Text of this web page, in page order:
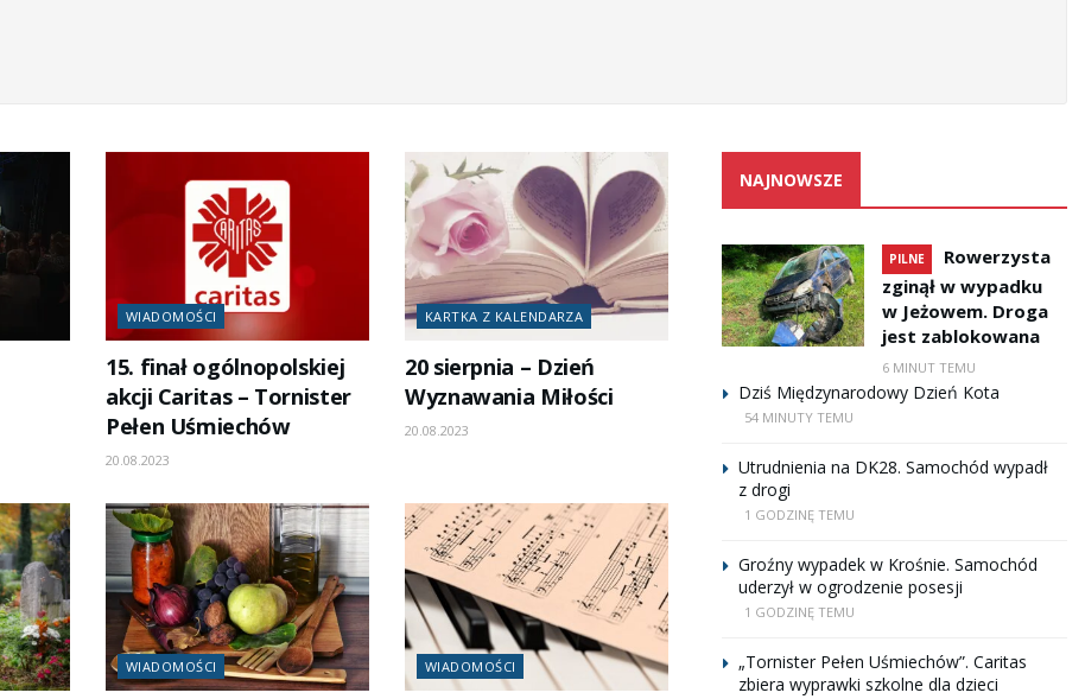
WIADOMOŚCI
15. finał ogólnopolskiej
akcji Caritas – Tornister
Pełen Uśmiechów
20.08.2023
KARTKA Z KALENDARZA
20 sierpnia – Dzień
Wyznawania Miłości
20.08.2023
WIADOMOŚCI WIADOMOŚCI
NAJNOWSZE
PILNE
Rowerzysta
zginął w wypadku
w Jeżowem. Droga
jest zablokowana
6 MINUT TEMU
Dziś Międzynarodowy Dzień Kota
54 MINUTY TEMU
Utrudnienia na DK28. Samochód wypadł
z drogi
1 GODZINĘ TEMU
Groźny wypadek w Krośnie. Samochód
uderzył w ogrodzenie posesji
1 GODZINĘ TEMU
„Tornister Pełen Uśmiechów”. Caritas
zbiera wyprawki szkolne dla dzieci